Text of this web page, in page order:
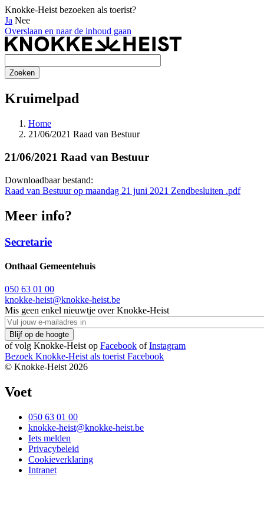
Knokke-Heist bezoeken als toerist?
Ja Nee
Overslaan en naar de inhoud gaan
Kruimelpad
Home
21/06/2021 Raad van Bestuur
21/06/2021 Raad van Bestuur
Downloadbaar bestand:
Raad van Bestuur op maandag 21 juni 2021 Zendbesluiten .pdf
Meer info?
Secretarie
Onthaal Gemeentehuis
050 63 01 00
knokke-heist@knokke-heist.be
Mis geen enkel nieuwtje over Knokke-Heist
of volg Knokke-Heist op Facebook ofInstagram
Bezoek Knokke-Heist als toerist Facebook
© Knokke-Heist 2026
Voet
050 63 01 00
knokke-heist@knokke-heist.be
Iets melden
Privacybeleid
Cookieverklaring
Intranet